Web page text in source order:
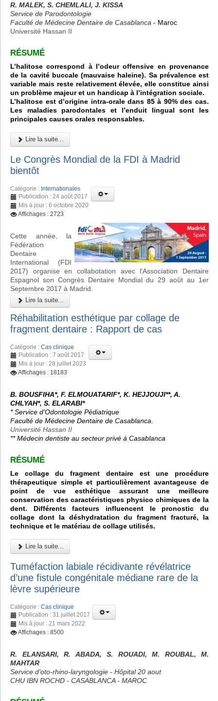
R. MALEK, S. CHEMLALI, J. KISSA
Service de Parodontologie
Faculté de Médecine Dentaire de Casablanca - Maroc
Université Hassan II
RÉSUMÉ
L’halitose correspond à l’odeur offensive en provenance
de la cavité buccale (mauvaise haleine). Sa prévalence est
variable mais reste relativement élevée, elle constitue ainsi
un problème majeur et un handicap à l’intégration sociale.
L’halitose est d’origine intra-orale dans 85 à 90% des cas.
Les maladies parodontales et l’enduit lingual sont les
principales causes orales responsables.
Lire la suite...
Le Congrès Mondial de la FDI à Madrid
bientôt
Catégorie : Internationales
Publication : 24 août 2017
Mis à jour : 6 octobre 2020
Affichages : 2723
Cette année, la
Fédération
Dentaire
International (FDI
2017) organise en collabotation avec l'Association Dentaire
Espagnol son Congrès Dentaire Mondial du 29 août au 1er
Septembre 2017 à Madrid.
Lire la suite...
Réhabilitation esthétique par collage de
fragment dentaire : Rapport de cas
Catégorie : Cas clinique
Publication : 7 août 2017
Mis à jour : 28 juillet 2023
Affichages : 18183
B. BOUSFIHA*, F. ELMOUATARIF*, K. HEJJOUJI**, A.
CHLYAH*, S. ELARABI*
* Service d’Odontologie Pédiatrique
Faculté de Médecine Dentaire de Casablanca.
Université Hassan II
**Médecin dentiste au secteur privé à Casablanca
RÉSUMÉ
Le collage du fragment dentaire est une procédure
thérapeutique simple et particulièrement avantageuse de
point de vue esthétique assurant une meilleure
conservation des caractéristiques physico chimiques de la
dent. Différents facteurs influencent le pronostic du
collage dont la déshydratation du fragment fracturé, la
technique et le matériau de collage utilisés.
Lire la suite...
Tuméfaction labiale récidivante révélatrice
d’une fistule congénitale médiane rare de la
lèvre supérieure
Catégorie : Cas clinique
Publication : 31 juillet 2017
Mis à jour : 21 mars 2022
Affichages : 8500
R. ELANSARI, R. ABADA, S. ROUADI, M. ROUBAL, M.
MAHTAR
Service d’oto-rhino-laryngologie - Hôpital 20 aout
CHU IBN ROCHD - CASABLANCA - MAROC